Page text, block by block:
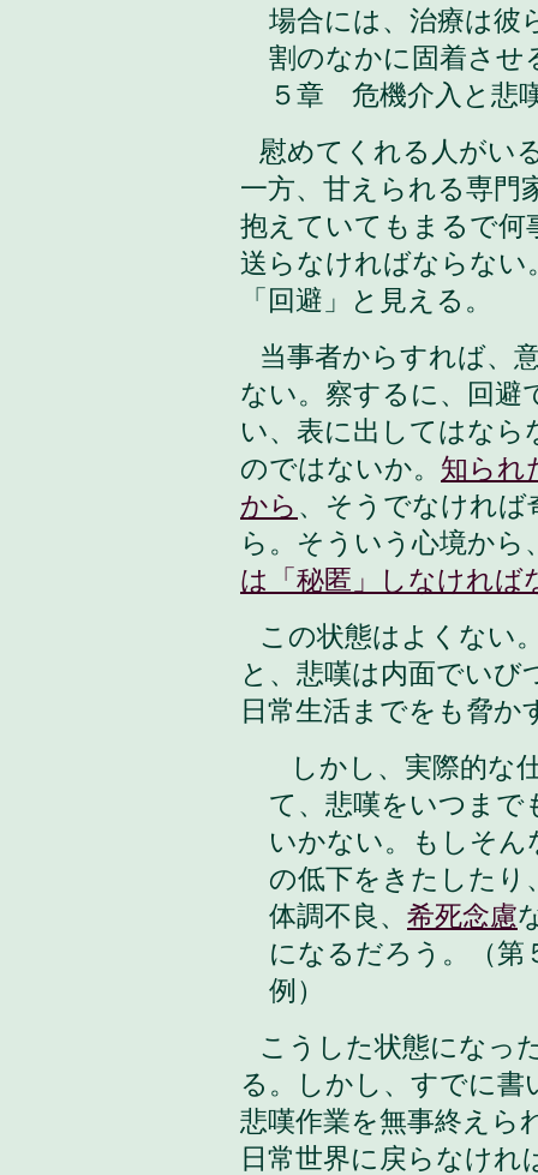
場合には、治療は彼
割のなかに固着させ
５章 危機介入と悲
慰めてくれる人がい
一方、甘えられる専門
抱えていてもまるで何
送らなければならない
「回避」と見える。
当事者からすれば、
ない。察するに、回避
い、表に出してはなら
のではないか。 知られ
から 、そうでなければ
ら。そういう心境から
は「秘匿」しなければ
この状態はよくない
と、悲嘆は内面でい
日常生活までをも脅か
しかし、実際的な
て、悲嘆をいつま
いかない。もしそ
の低下をきたしたり
体調不良、 希死念慮
になるだろう。（
例）
こうした状態になっ
る。しかし、すでに書
悲嘆作業を無事終えら
日常世界に戻らなけ